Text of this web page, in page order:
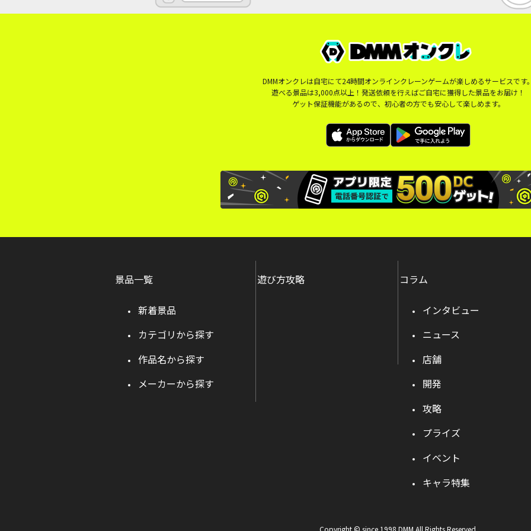
DMMオンクレは自宅にて24時間オンラインクレーンゲームが楽しめるサービスです
遊べる景品は3,000点以上！発送依頼を行えばご自宅に獲得した景品をお届け！
ゲット保証機能があるので、初心者の方でも安心して楽しめます。
景品一覧
新着景品
カテゴリから探す
作品名から探す
メーカーから探す
遊び方攻略 コラム
インタビュー
ニュース
店舗
開発
攻略
プライズ
イベント
キャラ特集